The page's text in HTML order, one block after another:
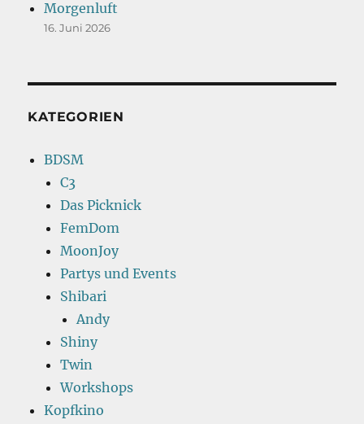
Morgenluft
16. Juni 2026
KATEGORIEN
BDSM
C3
Das Picknick
FemDom
MoonJoy
Partys und Events
Shibari
Andy
Shiny
Twin
Workshops
Kopfkino